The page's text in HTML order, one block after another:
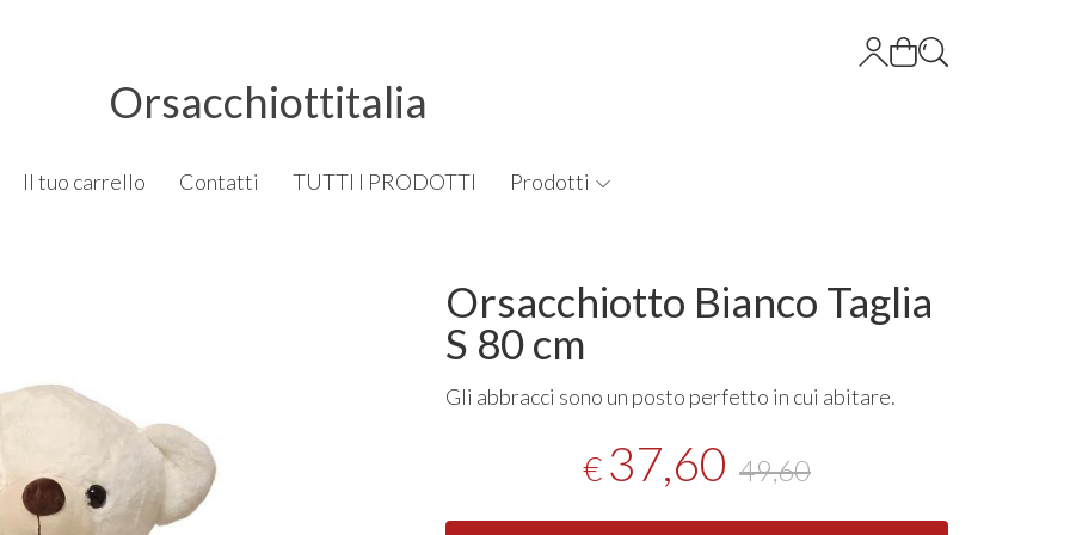
Orsacchiottitalia
Il tuo carrello Contatti TUTTI I PRODOTTI Prodotti
Orsacchiotto Bianco Taglia
S 80 cm
Gli abbracci sono un posto perfetto in cui abitare.
€ 37,60 49,60